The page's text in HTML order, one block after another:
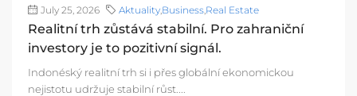
July 25, 2026 Aktuality Business Real Estate
Realitní trh zůstává stabilní. Pro zahraniční
investory je to pozitivní signál.
Indonéský realitní trh si i přes globální ekonomickou
nejistotu udržuje stabilní růst....